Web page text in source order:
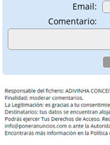
Email:
Comentario: